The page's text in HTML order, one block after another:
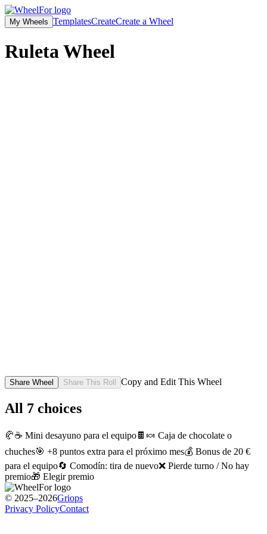
My Wheels TemplatesCreateCreate a Wheel
RuletaWheel
Share Wheel Share This Roll Copy and Edit This Wheel
All 7 choices
🥐☕ Mini desayuno para el equipo 🍫🍬 Caja de chocolate o
chuches🎯 +8 puntos extra para el próximo mes💰 Bonus de 20 €
para el equipo🔄 Comodín: tira de nuevo❌ Pierde turno / No hay
premio🎁 Elegir premio
© 2025–2026Griops
Privacy PolicyContact